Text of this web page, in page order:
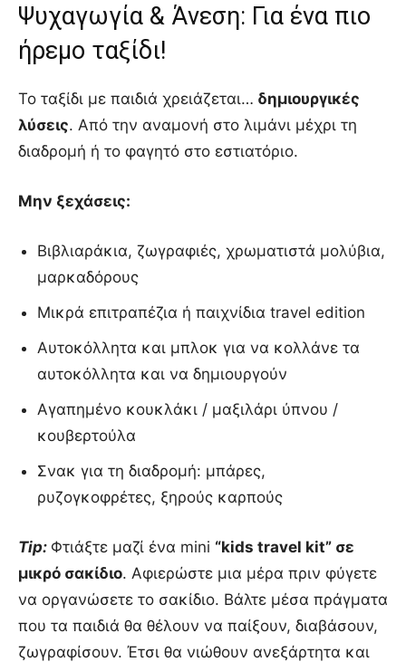
Ψυχαγωγία & Άνεση: Για ένα πιο
ήρεμο ταξίδι!
Το ταξίδι με παιδιά χρειάζεται… δημιουργικές
λύσεις. Από την αναμονή στο λιμάνι μέχρι τη
διαδρομή ή το φαγητό στο εστιατόριο.
Μην ξεχάσεις:
Βιβλιαράκια, ζωγραφιές, χρωματιστά μολύβια,
μαρκαδόρους
Μικρά επιτραπέζια ή παιχνίδια travel edition
Αυτοκόλλητα και μπλοκ για να κολλάνε τα
αυτοκόλλητα και να δημιουργούν
Αγαπημένο κουκλάκι / μαξιλάρι ύπνου /
κουβερτούλα
Σνακ για τη διαδρομή: μπάρες,
ρυζογκοφρέτες, ξηρούς καρπούς
Tip: Φτιάξτε μαζί ένα mini “kids travel kit” σε
μικρό σακίδιο. Αφιερώστε μια μέρα πριν φύγετε
να οργανώσετε το σακίδιο. Βάλτε μέσα πράγματα
που τα παιδιά θα θέλουν να παίξουν, διαβάσουν,
ζωγραφίσουν. Έτσι θα νιώθουν ανεξάρτητα και